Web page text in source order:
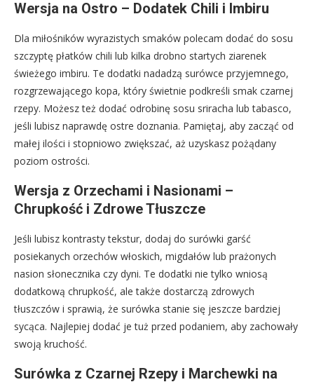
Wersja na Ostro – Dodatek Chili i Imbiru
Dla miłośników wyrazistych smaków polecam dodać do sosu
szczyptę płatków chili lub kilka drobno startych ziarenek
świeżego imbiru. Te dodatki nadadzą surówce przyjemnego,
rozgrzewającego kopa, który świetnie podkreśli smak czarnej
rzepy. Możesz też dodać odrobinę sosu sriracha lub tabasco,
jeśli lubisz naprawdę ostre doznania. Pamiętaj, aby zacząć od
małej ilości i stopniowo zwiększać, aż uzyskasz pożądany
poziom ostrości.
Wersja z Orzechami i Nasionami –
Chrupkość i Zdrowe Tłuszcze
Jeśli lubisz kontrasty tekstur, dodaj do surówki garść
posiekanych orzechów włoskich, migdałów lub prażonych
nasion słonecznika czy dyni. Te dodatki nie tylko wniosą
dodatkową chrupkość, ale także dostarczą zdrowych
tłuszczów i sprawią, że surówka stanie się jeszcze bardziej
sycąca. Najlepiej dodać je tuż przed podaniem, aby zachowały
swoją kruchość.
Surówka z Czarnej Rzepy i Marchewki na